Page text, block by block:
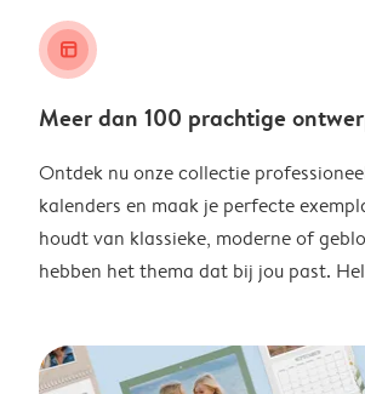
layout_alt
Meer dan 100 prachtige
Ontdek nu onze collectie
kalenders en maak je perfecte
houdt van klassieke, moderne of
hebben het thema dat bij jou past.